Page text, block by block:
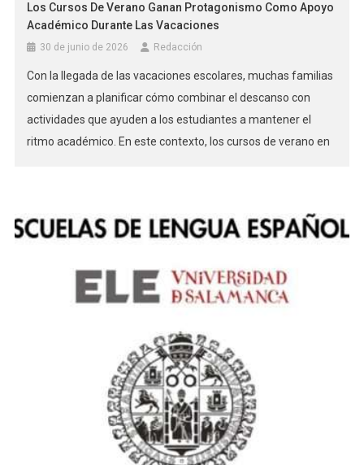
Los Cursos De Verano Ganan Protagonismo Como Apoyo
Académico Durante Las Vacaciones
30 de junio de 2026 Redacción
Con la llegada de las vacaciones escolares, muchas familias
comienzan a planificar cómo combinar el descanso con
actividades que ayuden a los estudiantes a mantener el
ritmo académico. En este contexto, los cursos de verano en